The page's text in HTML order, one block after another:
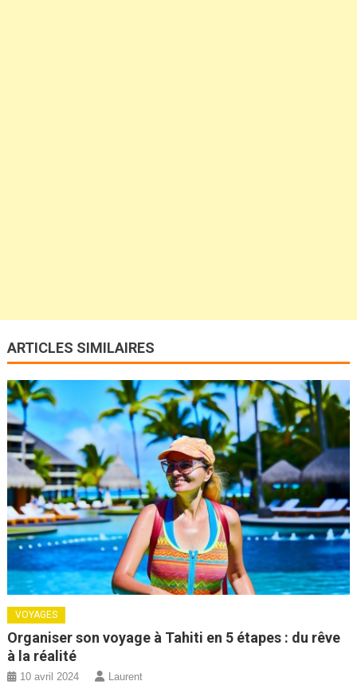
ARTICLES SIMILAIRES
VOYAGES
Organiser son voyage à Tahiti en 5 étapes : du rêve
à la réalité
10 avril 2024 Laurent